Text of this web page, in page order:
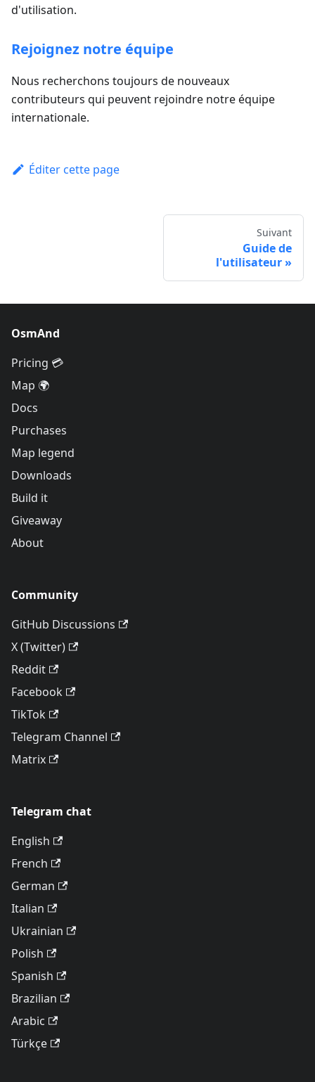
d'utilisation.
Rejoignez notre équipe
Nous recherchons toujours de nouveaux
contributeurs qui peuvent rejoindre notre équipe
internationale.
Éditer cette page
Suivant
Guide de
l'utilisateur
OsmAnd
Pricing 💳
Map 🌍
Docs
Purchases
Map legend
Downloads
Build it
Giveaway
About
Community
GitHub Discussions
X (Twitter)
Reddit
Facebook
TikTok
Telegram Channel
Matrix
Telegram chat
English
French
German
Italian
Ukrainian
Polish
Spanish
Brazilian
Arabic
Türkçe